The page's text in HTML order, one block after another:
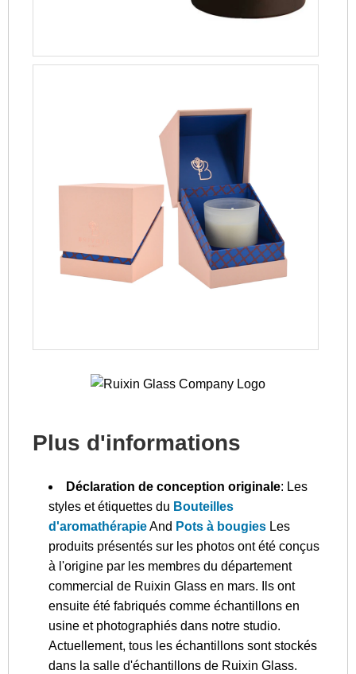
Plus d'informations
Déclaration de conception originale: Les
styles et étiquettes du Bouteilles
d'aromathérapieAnd Pots à bougies Les
produits présentés sur les photos ont été conçus
à l'origine par les membres du département
commercial de Ruixin Glass en mars. Ils ont
ensuite été fabriqués comme échantillons en
usine et photographiés dans notre studio.
Actuellement, tous les échantillons sont stockés
dans la salle d'échantillons de Ruixin Glass.